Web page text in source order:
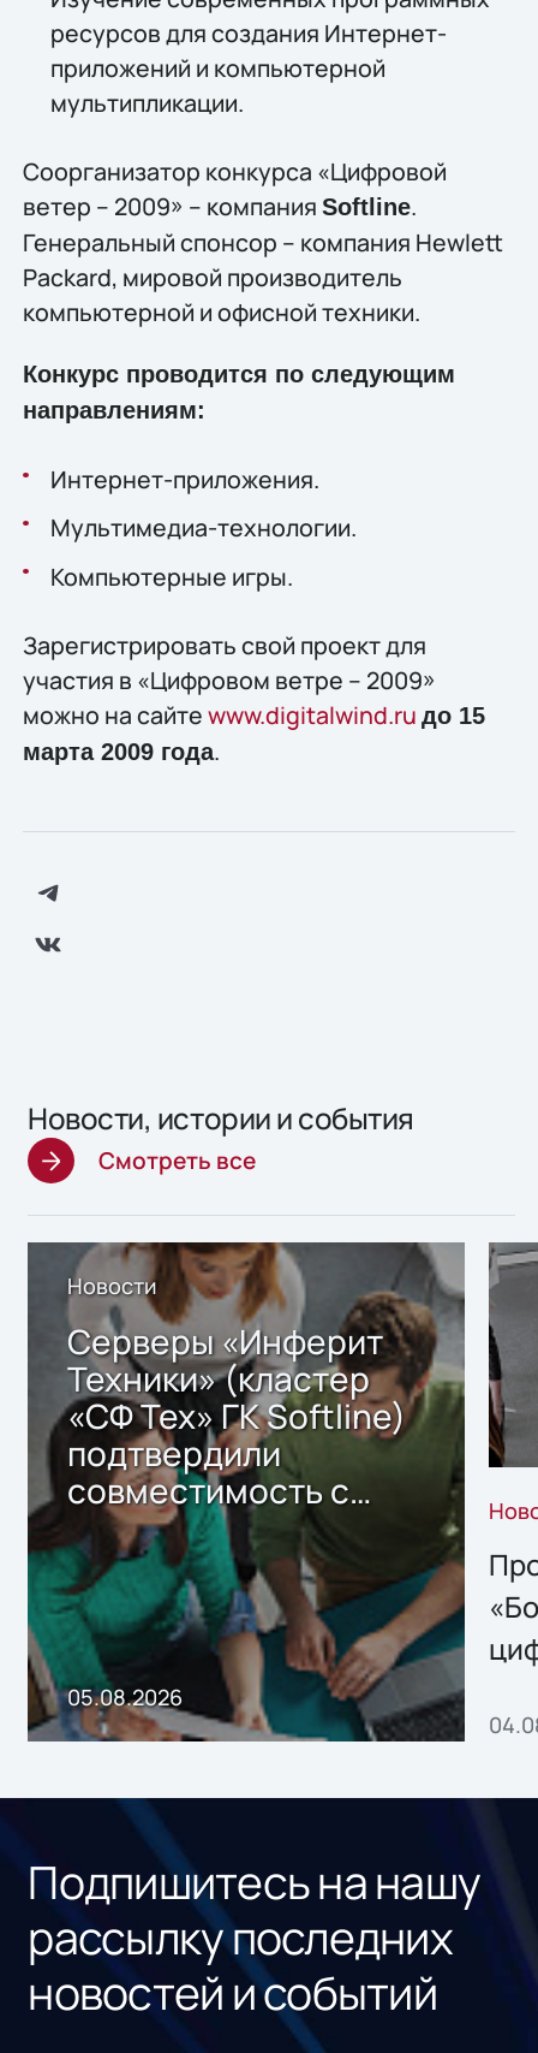
ресурсов для создания Интернет-
приложений и компьютерной
мультипликации.
Соорганизатор конкурса «Цифровой
ветер – 2009» – компания Softline.
Генеральный спонсор – компания Hewlett
Packard, мировой производитель
компьютерной и офисной техники.
Конкурс проводится по следующим
направлениям:
Интернет-приложения.
Мультимедиа-технологии.
Компьютерные игры.
Зарегистрировать свой проект для
участия в «Цифровом ветре – 2009»
можно на сайтеwww.digitalwind.ru до 15
марта 2009 года.
Новости, истории и события
Смотреть все
Новости
Серверы «Инферит
Техники» (кластер
«СФ Тех» ГК Softline)
подтвердили
совместимость с
решением Sharx
Storage 2.x для
хранения данных
05.08.2026
Подпишитесь на нашу
рассылку последних
новостей и событий